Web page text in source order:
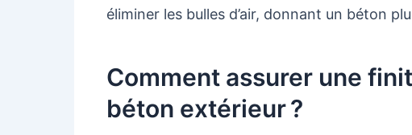
éliminer les bulles d’air, donnant un béton
Comment assurer une
béton extérieur ?